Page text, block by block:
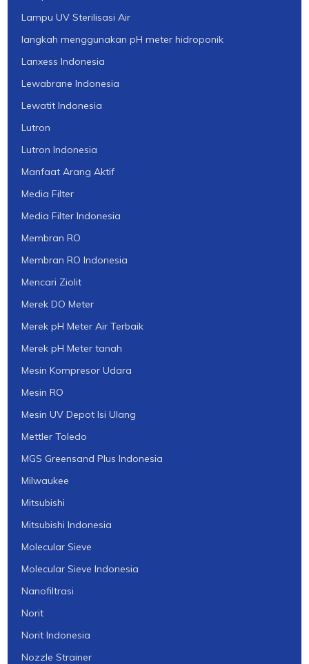
Lampu UV Sterilisasi Air
langkah menggunakan pH meter hidroponik
Lanxess Indonesia
Lewabrane Indonesia
Lewatit Indonesia
Lutron
Lutron Indonesia
Manfaat Arang Aktif
Media Filter
Media Filter Indonesia
Membran RO
Membran RO Indonesia
Mencari Ziolit
Merek DO Meter
Merek pH Meter Air Terbaik
Merek pH Meter tanah
Mesin Kompresor Udara
Mesin RO
Mesin UV Depot Isi Ulang
Mettler Toledo
MGS Greensand Plus Indonesia
Milwaukee
Mitsubishi
Mitsubishi Indonesia
Molecular Sieve
Molecular Sieve Indonesia
Nanofiltrasi
Norit
Norit Indonesia
Nozzle Strainer